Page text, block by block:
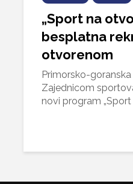
„Sport na
besplatna
otvorenom
Primorsko-
Zajednicom
novi program